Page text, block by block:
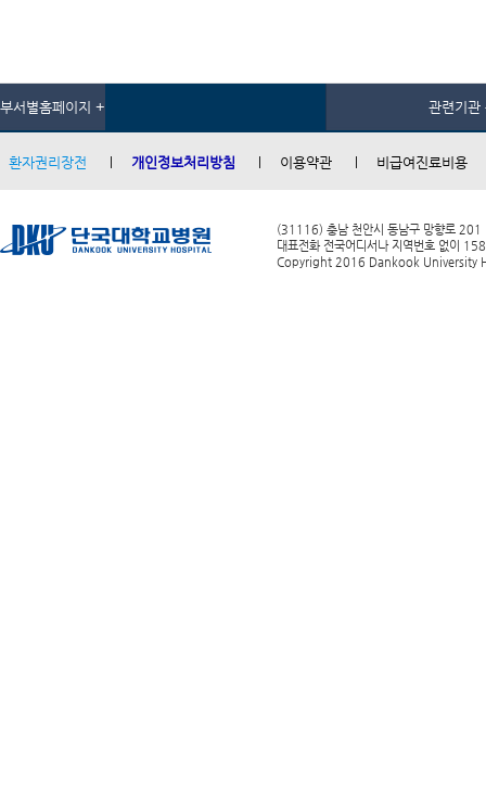
부서별홈페이지 + 관련기관
환자권리장전 개인정보처리방침 이용약관 비급여진료비용
(31116) 충남 천안시 동남구 망향로 201
대표전화 전국어디서나 지역번호 없이
Copyright 2016 Dankook University